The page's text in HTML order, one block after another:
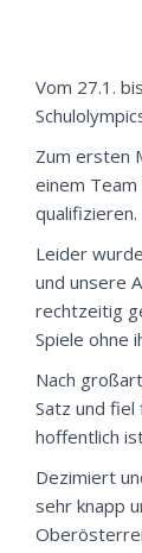
Vom 27.1.
Zum ersten
einem
qualifizieren.
Leider
und unsere
rechtzeitig
Spiele ohne
Nach
Satz und fiel
hoffentlich
Dezimiert
sehr knapp